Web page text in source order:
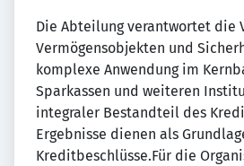
Die Abteilung verantwortet die
Vermögensobjekten und
komplexe Anwendung im
Sparkassen und weiteren
integraler Bestandteil des
Ergebnisse dienen als
Kreditbeschlüsse.Für die